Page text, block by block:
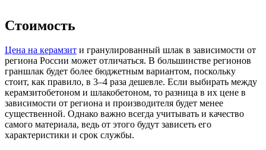
Стоимость
Цена на керамзит и гранулированный шлак в зависимости от
региона России может отличаться. В большинстве регионов
граншлак будет более бюджетным вариантом, поскольку
стоит, как правило, в 3–4 раза дешевле. Если выбирать между
керамзитобетоном и шлакобетоном, то разница в их цене в
зависимости от региона и производителя будет менее
существенной. Однако важно всегда учитывать и качество
самого материала, ведь от этого будут зависеть его
характеристики и срок службы.